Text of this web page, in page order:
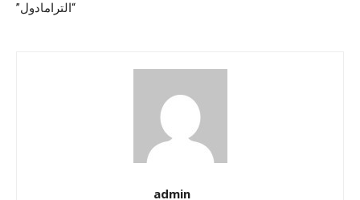
“الترامادول”
admin